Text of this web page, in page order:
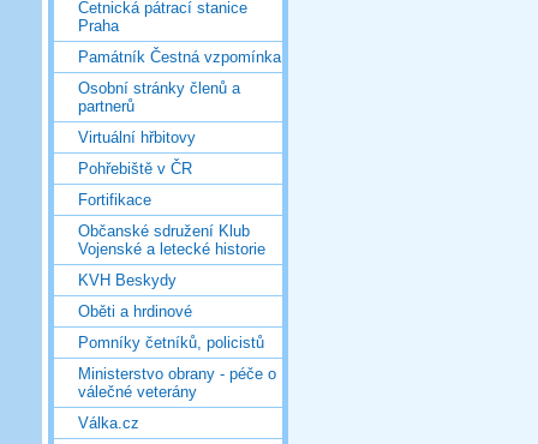
Četnická pátrací stanice
Praha
Památník Čestná vzpomínka
Osobní stránky členů a
partnerů
Virtuální hřbitovy
Pohřebiště v ČR
Fortifikace
Občanské sdružení Klub
Vojenské a letecké historie
KVH Beskydy
Oběti a hrdinové
Pomníky četníků, policistů
Ministerstvo obrany - péče o
válečné veterány
Válka.cz